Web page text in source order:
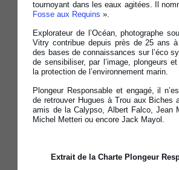
tournoyant dans les eaux agitées. Il
Fosse aux Requins ».
Explorateur de l’Océan, photographe
Vitry contribue depuis près de 25 ans à
des bases de connaissances sur l’éco
de sensibiliser, par l’image, plongeurs
la protection de l’environnement marin.
Plongeur Responsable et engagé, il
de retrouver Hugues à Trou aux Biches
amis de la Calypso, Albert Falco, Jean
Michel Metteri ou encore Jack Mayol.
Extrait de la Charte Plongeur